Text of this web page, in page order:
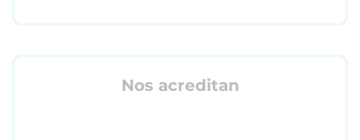
Nos acreditan